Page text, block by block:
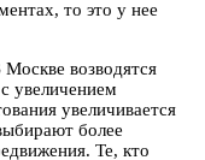
то это у нее
возводятся
увеличением
увеличивается
более
Те, кто